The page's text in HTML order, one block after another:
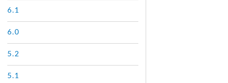
6.1
6.0
5.2
5.1